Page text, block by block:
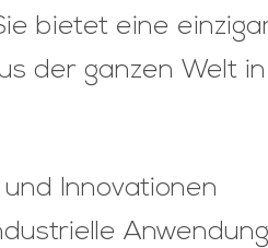
bietet eine
der ganzen Welt
Innovationen